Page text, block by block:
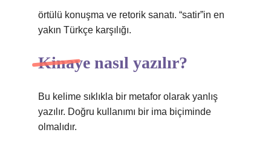
örtülü konuşma ve retorik sanatı. “satir”in en
yakın Türkçe karşılığı.
Kinaye nasıl yazılır?
Bu kelime sıklıkla bir metafor olarak yanlış
yazılır. Doğru kullanımı bir ima biçiminde
olmalıdır.